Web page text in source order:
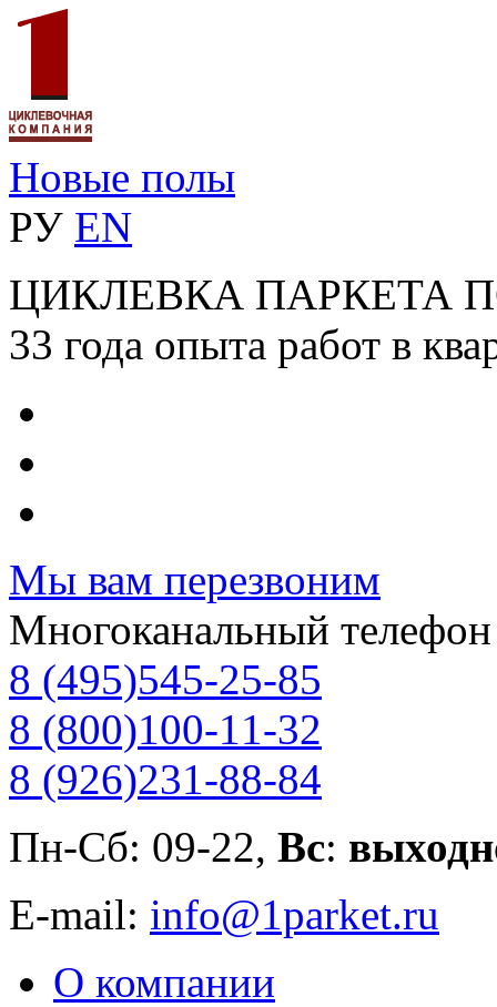
Новые полы
РУ EN
ЦИКЛЕВКА ПАРКЕТА
33 года опыта работ в
Мы вам перезвоним
Многоканальный телефон
8 (495)545-25-85
8 (800)100-11-32
8 (926)231-88-84
Пн-Сб: 09-22, Вс:
E-mail: info@1parket.ru
О компании